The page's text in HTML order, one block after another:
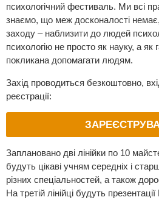
психологічний фестиваль. Ми всі
знаємо, що меж досконалості
заходу – наблизити до людей
психологію не просто як науку, а як
покликана допомагати людям.
Захід проводиться безкоштовно,
реєстрації:
Заплановано дві лінійки по 10
будуть цікаві учням середніх і
різних спеціальностей, а також
На третій лінійці будуть